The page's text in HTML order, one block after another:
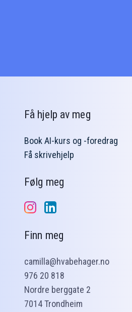
Få hjelp av meg
Book AI-kurs og -foredrag
Få skrivehjelp
Følg meg
Finn meg
camilla@hvabehager.no
976 20 818
Nordre berggate 2
7014 Trondheim